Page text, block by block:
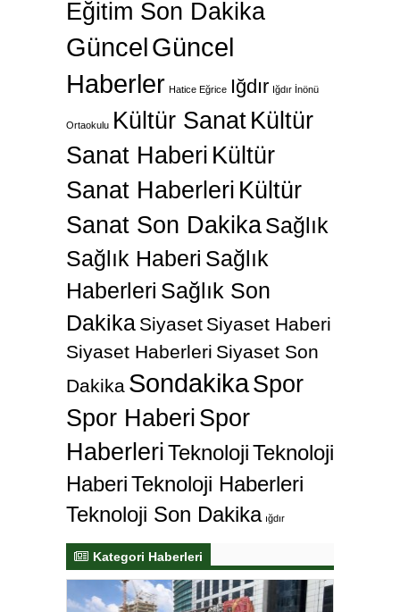
Eğitim Son Dakika
GüncelGüncel
Haberler Hatice Eğrice Iğdır Iğdır İnönü
Ortaokulu Kültür SanatKültür
Sanat Haberi Kültür
Sanat Haberleri Kültür
Sanat Son DakikaSağlık
Sağlık Haberi Sağlık
Haberleri Sağlık Son
Dakika Siyaset Siyaset Haberi
Siyaset Haberleri Siyaset Son
Dakika SondakikaSpor
Spor Haberi Spor
HaberleriTeknolojiTeknoloji
HaberiTeknoloji Haberleri
Teknoloji Son Dakika ığdır
Kategori Haberleri